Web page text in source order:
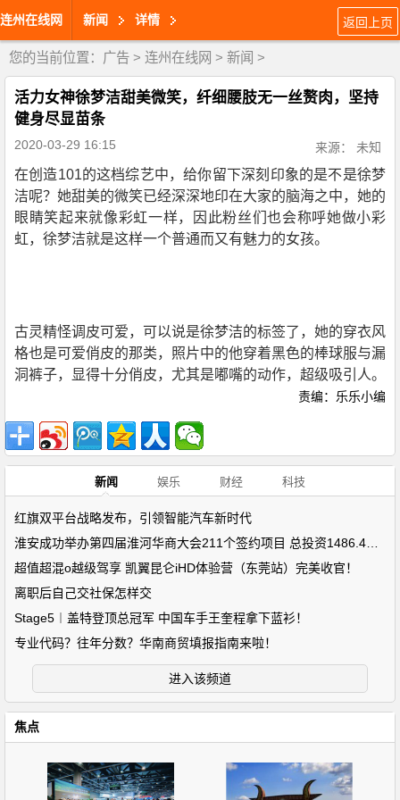
连州在线网 新闻 详情 返回上页
您的当前位置： 广告 > 连州在线网 > 新闻 >
活力女神徐梦洁甜美微笑，纤细腰肢无一丝赘肉，坚持
健身尽显苗条
2020-03-29 16:15 来源： 未知
在创造101的这档综艺中，给你留下深刻印象的是不是徐梦
洁呢？她甜美的微笑已经深深地印在大家的脑海之中，她的
眼睛笑起来就像彩虹一样，因此粉丝们也会称呼她做小彩
虹，徐梦洁就是这样一个普通而又有魅力的女孩。
古灵精怪调皮可爱，可以说是徐梦洁的标签了，她的穿衣风
格也是可爱俏皮的那类，照片中的他穿着黑色的棒球服与漏
洞裤子，显得十分俏皮，尤其是嘟嘴的动作，超级吸引人。
责编：乐乐小编
新闻 娱乐 财经 科技
红旗双平台战略发布，引领智能汽车新时代
超值超混o越级驾享 凯翼昆仑iHD体验营（东莞站）完美收官！
离职后自己交社保怎样交
Stage5︱盖特登顶总冠军 中国车手王奎程拿下蓝衫！
专业代码？往年分数？华南商贸填报指南来啦！
进入该频道
焦点